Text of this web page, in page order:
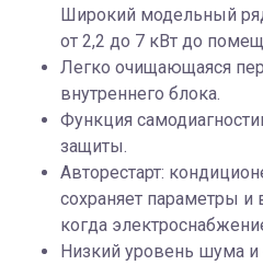
Широкий модельный
от 2,2 до 7 кВт до
Легко очищающаяся
внутреннего блока.
Функция
защиты.
Авторестарт:
сохраняет параметры и
когда
Низкий уровень шума